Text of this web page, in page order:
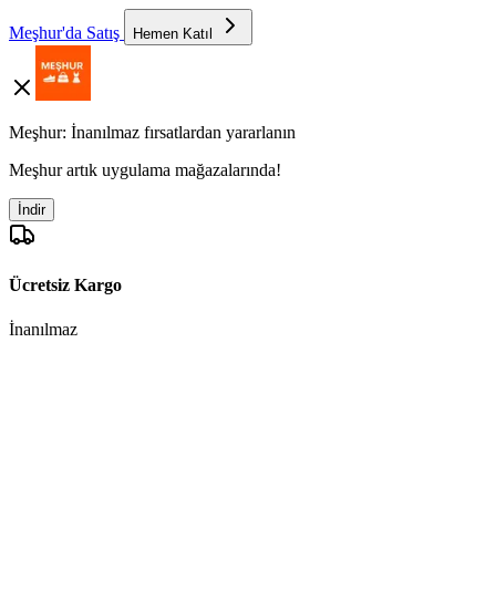
Meşhur'da Satış Hemen Katıl
Meşhur: İnanılmaz fırsatlardan yararlanın
Meşhur artık uygulama mağazalarında!
İndir
Ücretsiz Kargo
İnanılmaz